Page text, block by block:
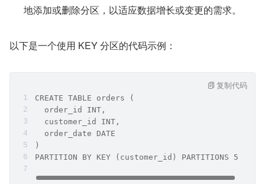
地添加或删除分区，以适应数据增长或变更的需求。
以下是一个使用 KEY 分区的代码示例：
CREATE TABLE orders (
  order_id INT,
  customer_id INT,
  order_date DATE
)
PARTITION BY KEY (customer_id) PARTITIONS 5;
复制代码